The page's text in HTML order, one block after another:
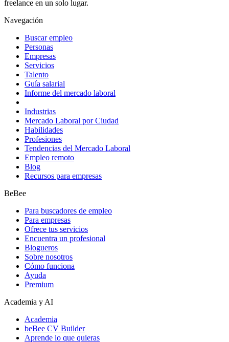
freelance en un solo lugar.
Navegación
Buscar empleo
Personas
Empresas
Servicios
Talento
Guía salarial
Informe del mercado laboral
Industrias
Mercado Laboral por Ciudad
Habilidades
Profesiones
Tendencias del Mercado Laboral
Empleo remoto
Blog
Recursos para empresas
BeBee
Para buscadores de empleo
Para empresas
Ofrece tus servicios
Encuentra un profesional
Blogueros
Sobre nosotros
Cómo funciona
Ayuda
Premium
Academia y AI
Academia
beBee CV Builder
Aprende lo que quieras